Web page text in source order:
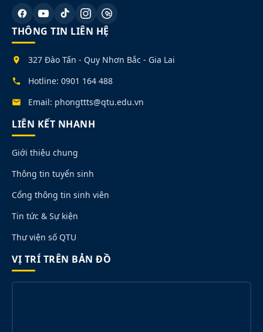
THÔNG TIN LIÊN HỆ
327 Đào Tấn - Quy Nhơn Bắc - Gia Lai
Hotline: 0901 164 488
Email: phongttts@qtu.edu.vn
LIÊN KẾT NHANH
Giới thiệu chung
Thông tin tuyển sinh
Cổng thông tin sinh viên
Tin tức & Sự kiện
Thư viện số QTU
VỊ TRÍ TRÊN BẢN ĐỒ